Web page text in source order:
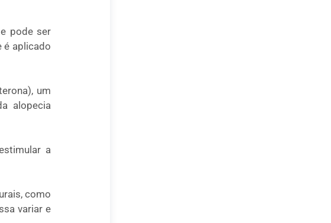
pode ser
é aplicado
um
alopecia
a
como
variar e